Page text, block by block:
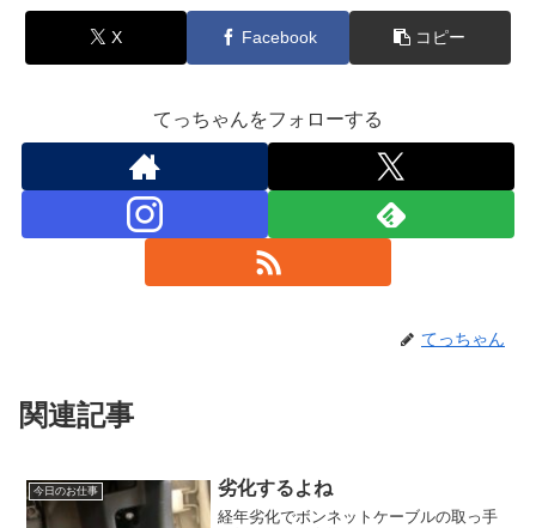
X Facebook コピー
てっちゃんをフォローする
てっちゃん
関連記事
今日のお仕事 劣化するよね
経年劣化でボンネットケーブルの取っ手